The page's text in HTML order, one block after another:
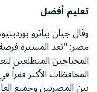
تعليم أفضل
وقال جيان بياترو
مصر: "تعد المسيرة
المحتاجين
المحافظات الأكثر
بين المصريين وجميع